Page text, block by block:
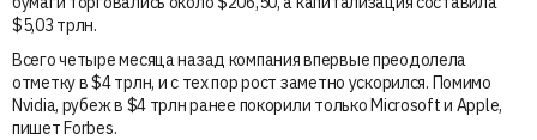
$5,03 трлн.
Всего четыре месяца назад компания впервые преодолела
отметку в $4 трлн, и с тех пор рост заметно ускорился. Помимо
Nvidia, рубеж в $4 трлн ранее покорили только Microsoft и Apple,
пишет Forbes.